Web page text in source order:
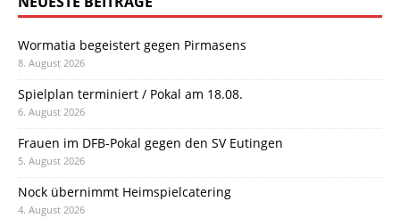
Wormatia begeistert gegen Pirmasens
8. August 2026
Spielplan terminiert / Pokal am 18.08.
6. August 2026
Frauen im DFB-Pokal gegen den SV Eutingen
5. August 2026
Nock übernimmt Heimspielcatering
4. August 2026